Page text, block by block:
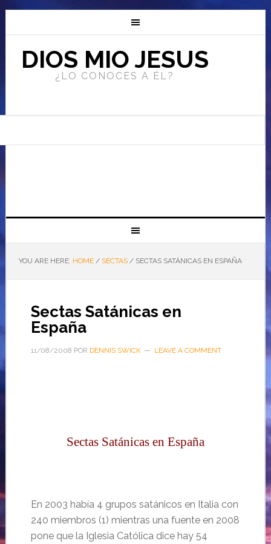
DIOS MIO JESUS
¿LO CONOCES A ÉL?
YOU ARE HERE: HOME / SECTAS /SECTAS SATÁNICAS EN ESPAÑA
Sectas Satánicas en
España
11/08/2008 POR DENNIS SWICK LEAVE A COMMENT
Sectas Satánicas en España
En 2003 había 4 grupos satánicos en Italia con
240 miembros (1) mientras una fuente en 2008
pone que la Iglesia Católica dice hay 54